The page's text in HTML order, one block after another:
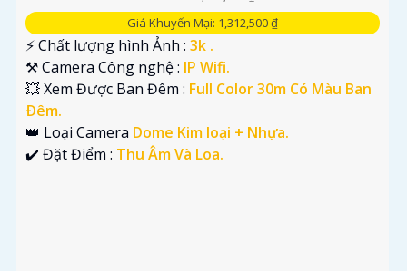
Giá Khuyến Mại: 1,312,500 ₫
️⚡ Chất lượng hình Ảnh : 3k .
⚒ Camera Công nghệ : IP Wifi.
💥 Xem Được Ban Đêm : Full Color 30m Có Màu Ban
Ðêm.
👑 Loại Camera Dome Kim loại + Nhựa.
️✔️ Đặt Điểm : Thu Âm Và Loa.